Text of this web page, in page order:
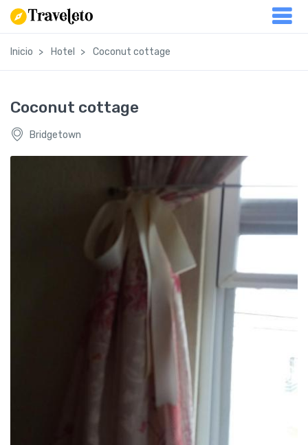
Inicio Hotel Coconut cottage
Coconut cottage
Bridgetown